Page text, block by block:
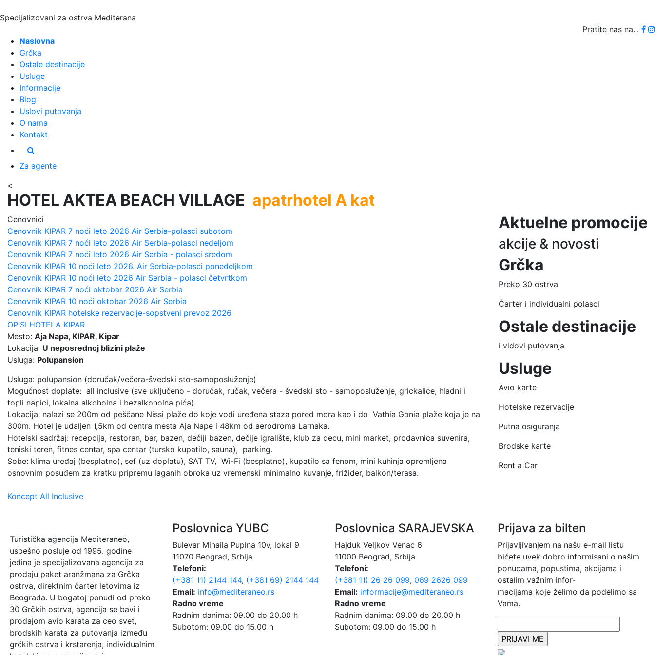
Specijalizovani za ostrva Mediterana
Pratite nas na...
Naslovna
Grčka
Ostale destinacije
Usluge
Informacije
Blog
Uslovi putovanja
O nama
Kontakt
Za agente
<
HOTEL AKTEA BEACH VILLAGE apatrhotel A kat
Prethodni
Cenovnici
Cenovnik KIPAR 7 noći leto 2026 Air Serbia-polasci subotom
Cenovnik KIPAR 7 noći leto 2026 Air Serbia-polasci nedeljom
Cenovnik KIPAR 7 noći leto 2026 Air Serbia - polasci sredom
Cenovnik KIPAR 10 noći leto 2026. Air Serbia-polasci ponedeljkom
Cenovnik KIPAR 10 noći leto 2026 Air Serbia - polasci četvrtkom
Cenovnik KIPAR 7 noći oktobar 2026 Air Serbia
Cenovnik KIPAR 10 noći oktobar 2026 Air Serbia
Cenovnik KIPAR hotelske rezervacije-sopstveni prevoz 2026
OPISI HOTELA KIPAR
Mesto: Aja Napa, KIPAR, Kipar
Lokacija: U neposrednoj blizini plaže
Usluga: Polupansion
Usluga: polupansion (doručak/večera-švedski sto-samoposluženje)
Mogućnost doplate: all inclusive (sve uključeno - doručak, ručak, večera - švedski sto - samoposluženje, grickalice, hladni i
topli napici, lokalna alkoholna i bezalkoholna pića).
Lokacija: nalazi se 200m od peščane Nissi plaže do koje vodi uređena staza pored mora kao i do Vathia Gonia plaže koja je na
300m. Hotel je udaljen 1,5km od centra mesta Aja Nape i 48km od aerodroma Larnaka.
Hotelski sadržaj: recepcija, restoran, bar, bazen, dečiji bazen, dečije igralište, klub za decu, mini market, prodavnica suvenira,
teniski teren, fitnes centar, spa centar (tursko kupatilo, sauna), parking.
Sobe: klima uređaj (besplatno), sef (uz doplatu), SAT TV, Wi-Fi (besplatno), kupatilo sa fenom, mini kuhinja opremljena
osnovnim posuđem za kratku pripremu laganih obroka uz vremenski minimalno kuvanje, frižider, balkon/terasa.
Koncept All Inclusive
Aktuelne promocije
akcije & novosti
Grčka
Preko 30 ostrva
Čarter i individualni polasci
Ostale destinacije
i vidovi putovanja
Usluge
Avio karte
Hotelske rezervacije
Putna osiguranja
Brodske karte
Rent a Car
Turistička agencija Mediteraneo,
uspešno posluje od 1995. godine i
jedina je specijalizovana agencija za
prodaju paket aranžmana za Grčka
ostrva, direktnim čarter letovima iz
Beograda. U bogatoj ponudi od preko
30 Grčkih ostrva, agencija se bavi i
prodajom avio karata za ceo svet,
brodskih karata za putovanja između
grčkih ostrva i krstarenja, individualnim
Poslovnica YUBC
Bulevar Mihaila Pupina 10v, lokal 9
11070 Beograd, Srbija
Telefoni:
(+381 11) 2144 144, (+381 69) 2144 144
Email: info@mediteraneo.rs
Radno vreme
Radnim danima: 09.00 do 20.00 h
Subotom: 09.00 do 15.00 h
Poslovnica SARAJEVSKA
Hajduk Veljkov Venac 6
11000 Beograd, Srbija
Telefoni:
(+381 11) 26 26 099, 069 2626 099
Email: informacije@mediteraneo.rs
Radno vreme
Radnim danima: 09.00 do 20.00 h
Subotom: 09.00 do 15.00 h
Prijava za bilten
Prijavljivanjem na našu e-mail listu
bićete uvek dobro informisani o našim
ponudama, popustima, akcijama i
ostalim važnim infor-
macijama koje želimo da podelimo sa
Vama.